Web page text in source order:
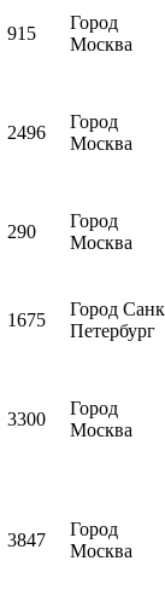
915
Город
Москва
2496
Город
Москва
290
Город
Москва
1675
Город
Петербург
3300
Город
Москва
3847
Город
Москва